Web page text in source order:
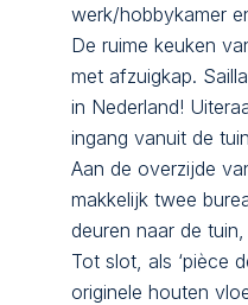
werk/hobbykamer
De ruime keuken
met afzuigkap.
in Nederland!
ingang vanuit de
Aan de overzijde
makkelijk twee
deuren naar de
Tot slot, als ‘pièce
originele houten